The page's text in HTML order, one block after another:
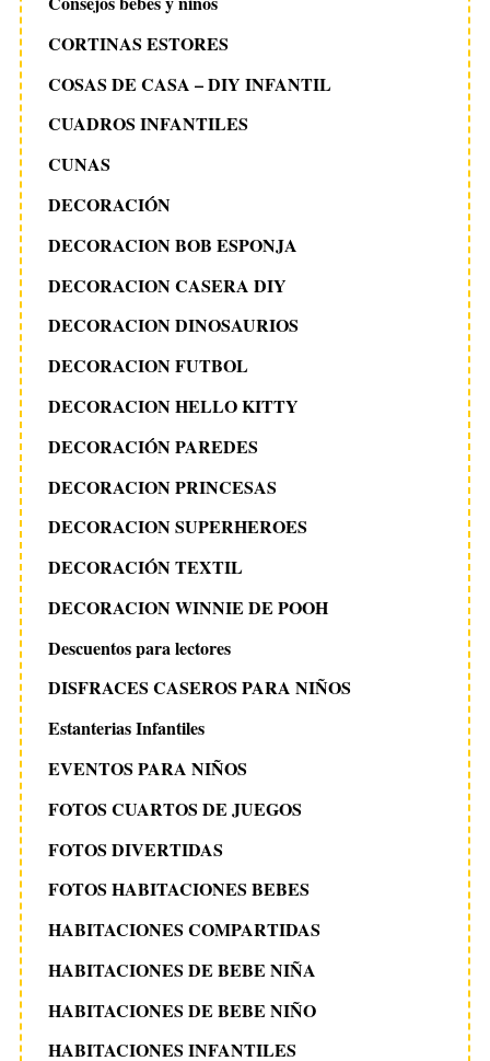
CORTINAS ESTORES
COSAS DE CASA – DIY INFANTIL
CUADROS INFANTILES
CUNAS
DECORACIÓN
DECORACION BOB ESPONJA
DECORACION CASERA DIY
DECORACION DINOSAURIOS
DECORACION FUTBOL
DECORACION HELLO KITTY
DECORACIÓN PAREDES
DECORACION PRINCESAS
DECORACION SUPERHEROES
DECORACIÓN TEXTIL
DECORACION WINNIE DE POOH
Descuentos para lectores
DISFRACES CASEROS PARA NIÑOS
Estanterias Infantiles
EVENTOS PARA NIÑOS
FOTOS CUARTOS DE JUEGOS
FOTOS DIVERTIDAS
FOTOS HABITACIONES BEBES
HABITACIONES COMPARTIDAS
HABITACIONES DE BEBE NIÑA
HABITACIONES DE BEBE NIÑO
HABITACIONES INFANTILES